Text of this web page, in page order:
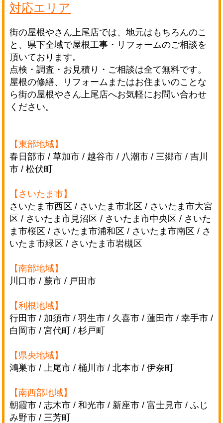
対応エリア
街の屋根やさん上尾店では、地元はもちろんのこ
と、県下全域で屋根工事・リフォームのご相談を
頂いております。
点検・調査・お見積り・ご相談は全て無料です。
屋根の修繕、リフォームまたはお住まいのことな
ら街の屋根やさん上尾店へお気軽にお問い合わせ
ください。
【東部地域】
春日部市 / 草加市 / 越谷市 / 八潮市 / 三郷市 / 吉川
市 / 松伏町
【さいたま市】
さいたま市西区 / さいたま市北区 / さいたま市大宮
区 / さいたま市見沼区 / さいたま市中央区 / さいた
ま市桜区 / さいたま市浦和区 / さいたま市南区 / さ
いたま市緑区 / さいたま市岩槻区
【南部地域】
川口市 / 蕨市 / 戸田市
【利根地域】
行田市 / 加須市 / 羽生市 / 久喜市 / 蓮田市 / 幸手市 /
白岡市 / 宮代町 / 杉戸町
【県央地域】
鴻巣市 / 上尾市 / 桶川市 / 北本市 / 伊奈町
【南西部地域】
朝霞市 / 志木市 / 和光市 / 新座市 / 富士見市 / ふじ
み野市 / 三芳町